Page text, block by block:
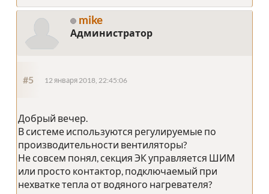
mike
Администратор
#5 12 января 2018, 22:45:06
Добрый вечер.
В системе используются регулируемые по
производительности вентиляторы?
Не совсем понял, секция ЭК управляется ШИМ
или просто контактор, подключаемый при
нехватке тепла от водяного нагревателя?